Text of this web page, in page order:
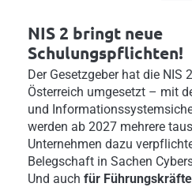
NIS 2 bringt neue
Schulungspflichten!
Der Gesetzgeber hat die NIS
Österreich umgesetzt – mit
und
werden ab 2027 mehrere
Unternehmen dazu
Belegschaft in Sachen
Und auch für